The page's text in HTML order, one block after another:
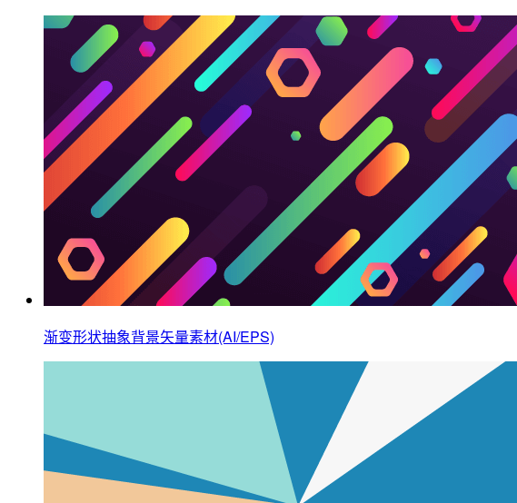
渐变形状抽象背景矢量素材(AI/EPS)